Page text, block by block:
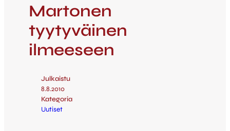
Martonen
tyytyväinen
ilmeeseen
Julkaistu
8.8.2010
Kategoria
Uutiset